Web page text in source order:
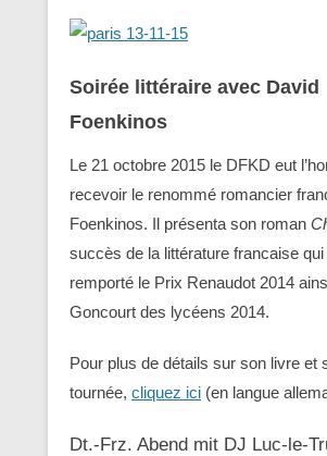
Soirée littéraire avec David
Foenkinos
Le 21 octobre 2015 le DFKD eut
recevoir le renommé romancier
Foenkinos. Il présenta son roman
succès de la littérature francaise qui
remporté le Prix Renaudot 2014
Goncourt des lycéens 2014.
Pour plus de détails sur son livre et
tournée, cliquez ici (en langue
Dt.-Frz. Abend mit DJ Luc-le-